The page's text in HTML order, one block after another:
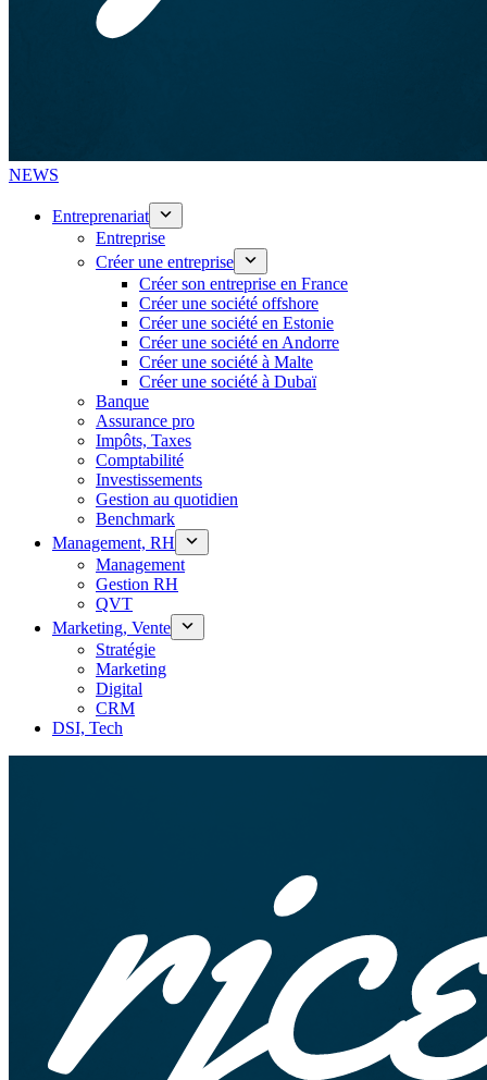
NEWS
Entreprenariat
Entreprise
Créer une entreprise
Créer son entreprise en France
Créer une société offshore
Créer une société en Estonie
Créer une société en Andorre
Créer une société à Malte
Créer une société à Dubaï
Banque
Assurance pro
Impôts, Taxes
Comptabilité
Investissements
Gestion au quotidien
Benchmark
Management, RH
Management
Gestion RH
QVT
Marketing, Vente
Stratégie
Marketing
Digital
CRM
DSI, Tech